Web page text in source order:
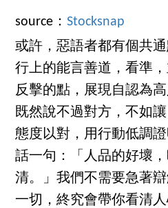
source：Stocksnap
或許，惡語者都有個共
行上的能言善道，看準
反擊的點，展現自認為
既然說不過對方，不如
態度以對，用行動低調
話一句：「人品的好壞
清。」我們不需要急著
一切，終究會帶你看清人